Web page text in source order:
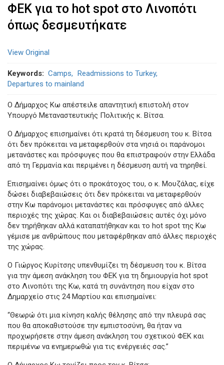
ΦΕΚ για το hot spot στο Λινοπότι
όπως δεσμευτήκατε
View Original
Keywords Camps
Readmissions to Turkey
Departures to mainland
Ο Δήμαρχος Κω απέστειλε απαντητική επιστολή στον
Υπουργό Μεταναστευτικής Πολιτικής κ. Βίτσα.
Ο Δήμαρχος επισημαίνει ότι κρατά τη δέσμευση του κ. Βίτσα
ότι δεν πρόκειται να μεταφερθούν στα νησιά οι παράνομοι
μετανάστες και πρόσφυγες που θα επιστραφούν στην Ελλάδα
από τη Γερμανία και περιμένει η δέσμευση αυτή να τηρηθεί.
Επισημαίνει όμως ότι ο προκάτοχος του, ο κ. Μουζάλας, είχε
δώσει διαβεβαιώσεις ότι δεν πρόκειται να μεταφερθούν
στην Κω παράνομοι μετανάστες και πρόσφυγες από άλλες
περιοχές της χώρας. Και οι διαβεβαιώσεις αυτές όχι μόνο
δεν τηρήθηκαν αλλά καταπατήθηκαν και το hot spot της Κω
γέμισε με ανθρώπους που μεταφέρθηκαν από άλλες περιοχές
της χώρας.
Ο Γιώργος Κυρίτσης υπενθυμίζει τη δέσμευση του κ. Βίτσα
για την άμεση ανάκληση του ΦΕΚ για τη δημιουργία hot spot
στο Λινοπότι της Κω, κατά τη συνάντηση που είχαν στο
Δημαρχείο στις 24 Μαρτίου και επισημαίνει:
“Θεωρώ ότι μια κίνηση καλής θέλησης από την πλευρά σας
που θα αποκαθιστούσε την εμπιστοσύνη, θα ήταν να
προχωρήσετε στην άμεση ανάκληση του σχετικού ΦΕΚ και
περιμένω να ενημερωθώ για τις ενέργειές σας.”